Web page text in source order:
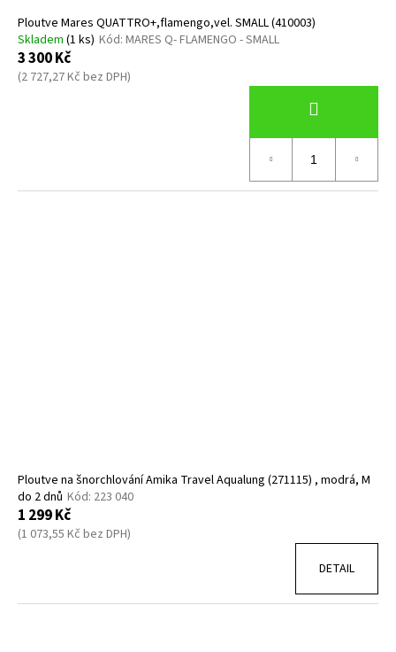
Ploutve Mares QUATTRO+,flamengo,vel. SMALL (410003)
Skladem (1 ks) Kód: MARES Q- FLAMENGO - SMALL
3 300 Kč
(2 727,27 Kč bez DPH)
Ploutve na šnorchlování Amika Travel Aqualung (271115) , modrá, M
do 2 dnů Kód: 223 040
1 299 Kč
(1 073,55 Kč bez DPH)
DETAIL